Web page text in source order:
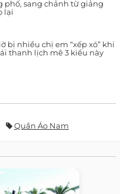
phố, sang chảnh từ giảng
lại
bị nhiều chị em “xếp xó” khi
thanh lịch mê 3 kiểu này
Quần Áo Nam